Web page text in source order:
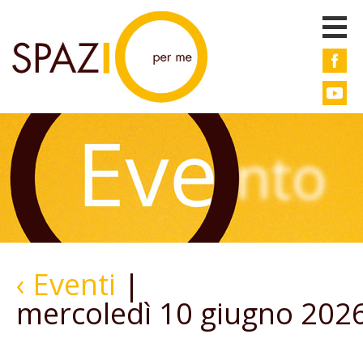
‹ Eventi |
mercoledì 10 giugno